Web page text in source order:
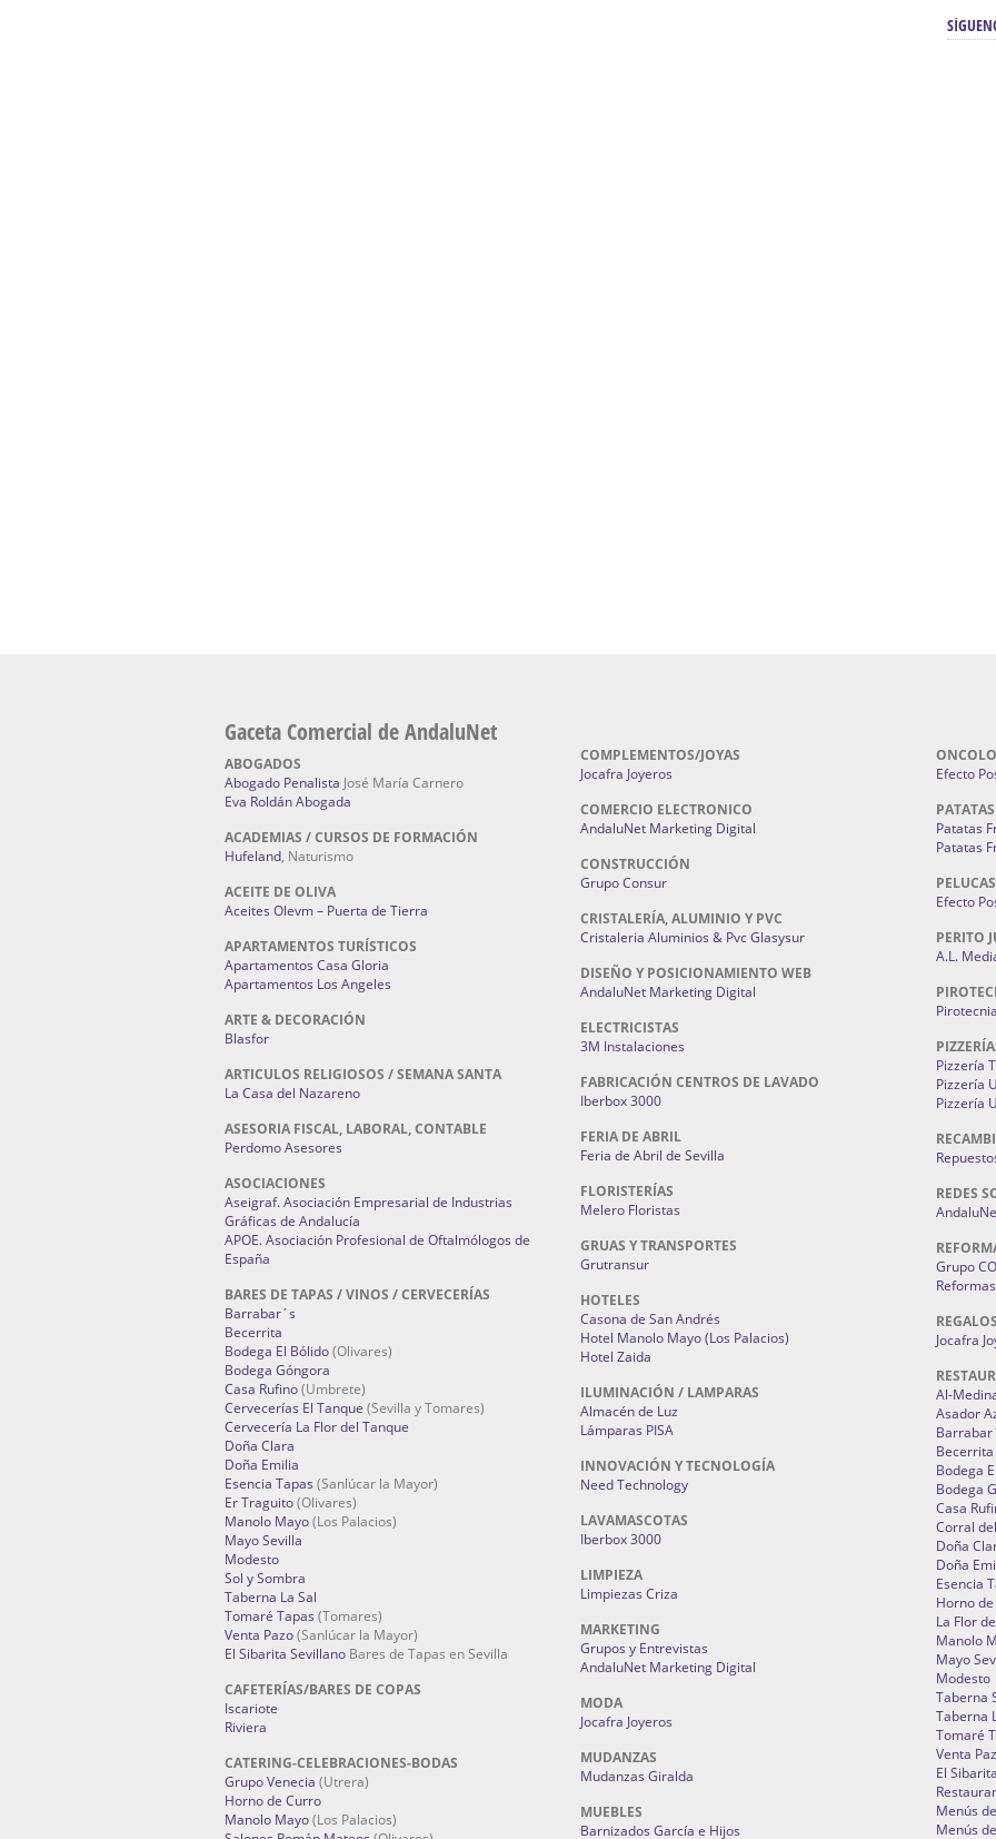
Gaceta Comercial de AndaluNet
ABOGADOS
Abogado Penalista José María Carnero
Eva Roldán Abogada
ACADEMIAS / CURSOS DE FORMACIÓN
Hufeland, Naturismo
ACEITE DE OLIVA
Aceites Olevm – Puerta de Tierra
APARTAMENTOS TURÍSTICOS
Apartamentos Casa Gloria
Apartamentos Los Angeles
ARTE & DECORACIÓN
Blasfor
ARTICULOS RELIGIOSOS / SEMANA SANTA
La Casa del Nazareno
ASESORIA FISCAL, LABORAL, CONTABLE
Perdomo Asesores
ASOCIACIONES
Aseigraf. Asociación Empresarial de Industrias
Gráficas de Andalucía
APOE. Asociación Profesional de Oftalmólogos de
España
BARES DE TAPAS / VINOS / CERVECERÍAS
Barrabar´s
Becerrita
Bodega El Bólido(Olivares)
Bodega Góngora
Casa Rufino(Umbrete)
Cervecerías El Tanque (Sevilla y Tomares)
Cervecería La Flor del Tanque
Doña Clara
Doña Emilia
Esencia Tapas (Sanlúcar la Mayor)
Er Traguito(Olivares)
Manolo Mayo(Los Palacios)
Mayo Sevilla
Modesto
Sol y Sombra
Taberna La Sal
Tomaré Tapas (Tomares)
Venta Pazo(Sanlúcar la Mayor)
El Sibarita Sevillano Bares de Tapas en Sevilla
CAFETERÍAS/BARES DE COPAS
Iscariote
Riviera
CATERING-CELEBRACIONES-BODAS
Grupo Venecia (Utrera)
Horno de Curro
Manolo Mayo(Los Palacios)
COMPLEMENTOS/JOYAS
Jocafra Joyeros
COMERCIO ELECTRONICO
AndaluNet Marketing Digital
CONSTRUCCIÓN
Grupo Consur
CRISTALERÍA, ALUMINIO Y PVC
Cristaleria Aluminios & Pvc Glasysur
DISEÑO Y POSICIONAMIENTO WEB
AndaluNet Marketing Digital
ELECTRICISTAS
3M Instalaciones
FABRICACIÓN CENTROS DE LAVADO
Iberbox 3000
FERIA DE ABRIL
Feria de Abril de Sevilla
FLORISTERÍAS
Melero Floristas
GRUAS Y TRANSPORTES
Grutransur
HOTELES
Casona de San Andrés
Hotel Manolo Mayo (Los Palacios)
Hotel Zaida
ILUMINACIÓN / LAMPARAS
Almacén de Luz
Lámparas PISA
INNOVACIÓN Y TECNOLOGÍA
Need Technology
LAVAMASCOTAS
Iberbox 3000
LIMPIEZA
Limpiezas Criza
MARKETING
Grupos y Entrevistas
AndaluNet Marketing Digital
MODA
Jocafra Joyeros
MUDANZAS
Mudanzas Giralda
MUEBLES
Barnizados García e Hijos
Efecto
Patatas
Patatas
PELUCAS
Efecto
PERITO
A.L.
Pizzería
Pizzería
Pizzería
REDES
Grupo
Jocafra
Al-
Asador
Becerrita
Bodega
Bodega
Casa
Corral
Doña
Doña
Esencia
Horno
La Flor
Manolo
Mayo
Modesto
Taberna
Taberna
Tomaré
Venta
El
Menús
Menús